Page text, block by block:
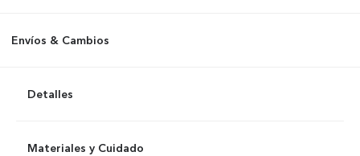
Envíos & Cambios
Detalles
Materiales y Cuidado